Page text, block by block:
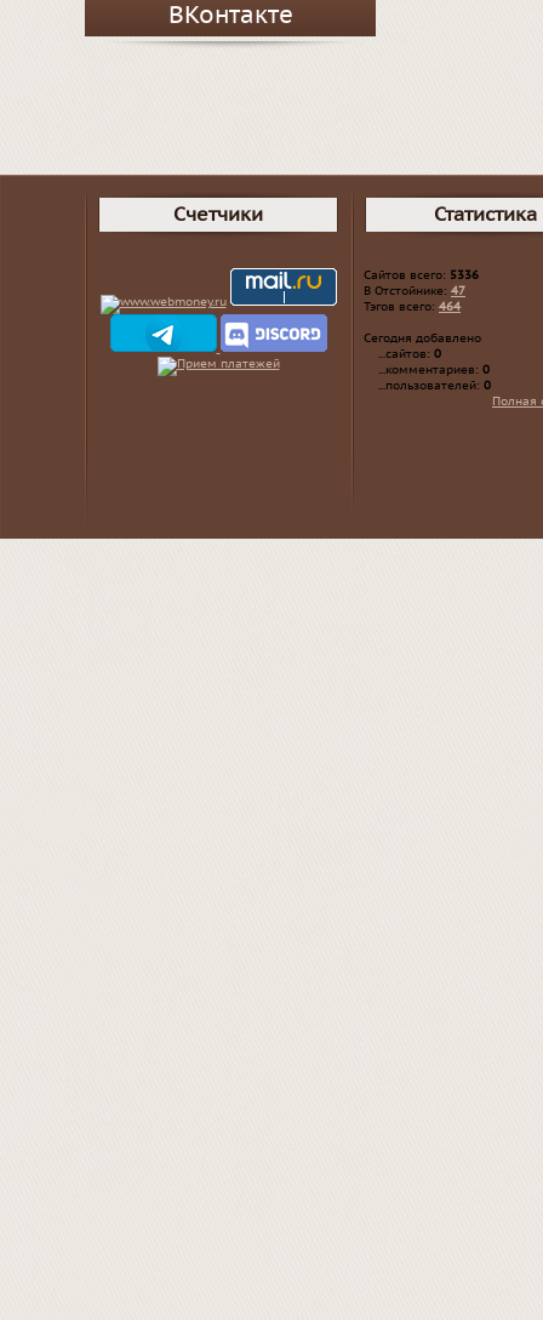
ВКонтакте
Счетчики Статистика
Сайтов всего: 5336
В Отстойнике: 47
Тэгов всего: 464
Сегодня добавлено
...сайтов: 0
...комментариев: 0
...пользователей: 0
Полная